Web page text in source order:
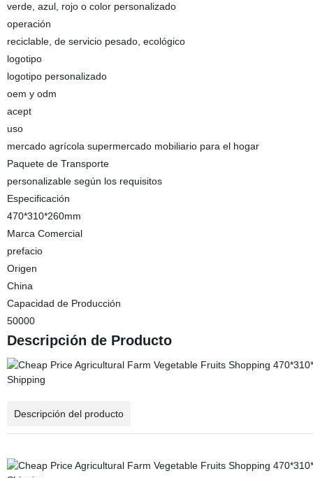
verde, azul, rojo o color personalizado
operación
reciclable, de servicio pesado, ecológico
logotipo
logotipo personalizado
oem y odm
acept
uso
mercado agrícola supermercado mobiliario para el hogar
Paquete de Transporte
personalizable según los requisitos
Especificación
470*310*260mm
Marca Comercial
prefacio
Origen
China
Capacidad de Producción
50000
Descripción de Producto
Descripción del producto